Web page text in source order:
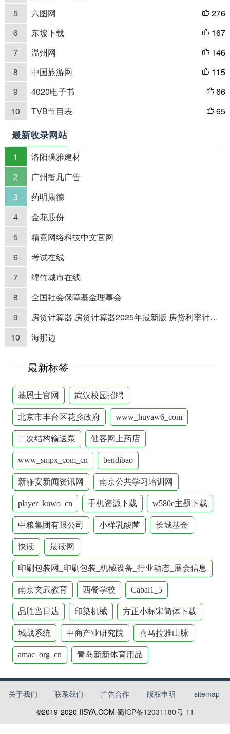
5
六图网  276
6
东坡下载  167
7
温州网  146
8
中国旅游网  115
9
4020电子书  66
10
TVB节目表  65
最新收录网站
1
洛阳璞雅建材
2
广州智凡广告
3
药明康德
4
金花股份
5
精竞网络科技中文官网
6
考试在线
7
绵竹城市在线
8
全国社会保障基金理事会
9
房贷计算器 房贷计算器2025年最新版 房贷利率计算器 房贷利息
10
海那边
最新标签
基恩士官网 武汉校园招聘
北京市丰台区花乡政府 www_huyaw6_com
二次结构输送泵 健客网上药店
www_smpx_com_cn bendibao
新静安新闻资讯网 南京公共学习培训网
player_kuwo_cn 手机资源下载 w580c主题下载
中粮集团有限公司 小样乳酸菌 长城基金
快读 最读网
印刷包装网_印刷包装_机械设备_行业动态_展会信息
南京玄武教育 西餐学校 Cabal1_5
品胜当日达 印染机械 方正小标宋简体下载
城战系统 中商产业研究院 喜马拉雅山脉
amac_org_cn 青岛新新体育用品
关于我们 联系我们 广告合作 版权申明
sitemap
©2019-2020 IISYA.COM 蜀ICP备12031180号-11